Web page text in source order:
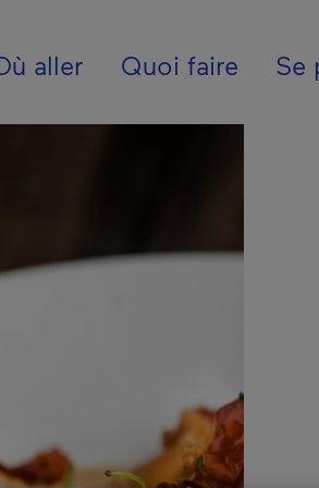
- Fr -
aller Quoi faire Se